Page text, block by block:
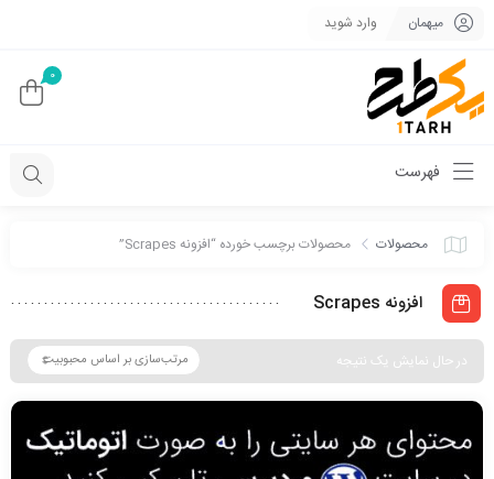
میهمان وارد شوید
0
فهرست
محصولات محصولات برچسب خورده “افزونه Scrapes”
افزونه Scrapes
در حال نمایش یک نتیجه